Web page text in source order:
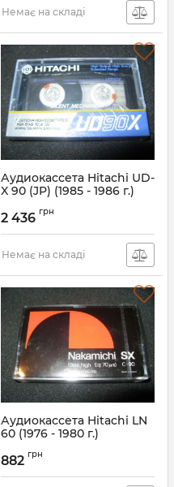
Немає на складі
Аудиокассета Hitachi UD-
X 90 (JP) (1985 - 1986 г.)
2 436 грн
Немає на складі
Аудиокассета Hitachi LN
60 (1976 - 1980 г.)
882 грн